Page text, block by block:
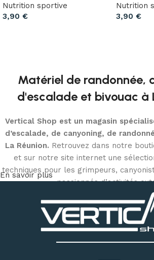
Nutrition sportive
3,90 €
Nutrition
3,90 €
Matériel de randonnée,
d'escalade et bivouac à
Vertical Shop est un magasin
d’escalade, de canyoning, de
La Réunion. Retrouvez dans notre
et sur notre site internet une
techniques pour les grimpeurs,
passionnés d’activités
Découvrez notre matériel d’escalade
chaussons d’escalade, baudriers,
descendeurs, systèmes
techniques et accessoires. Notre
En savoir plus